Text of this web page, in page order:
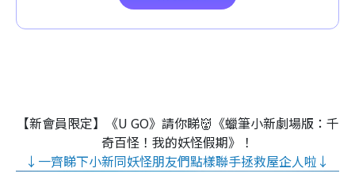
【新會員限定】《U GO》請你睇👹《蠟筆小新劇場版：千
奇百怪！我的妖怪假期》！
↓一齊睇下小新同妖怪朋友們點樣聯手拯救屋企人啦↓